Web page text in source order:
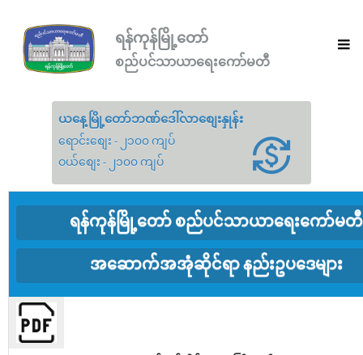
ရန်ကုန်မြို့တော်
စည်ပင်သာယာရေးကော်မတီ
ယနေ့မြို့တော်ဘဏ်ဒေါ်လာစျေးနှုန်း
ရောင်းစျေး - ၂၁၀၀ ကျပ်
ဝယ်စျေး - ၂၁၀၀ ကျပ်
ရန်ကုန်မြို့တော် စည်ပင်သာယာရေးကော်မတီ
အဆောက်အအုံဆိုင်ရာ နည်းဥပဒေများ